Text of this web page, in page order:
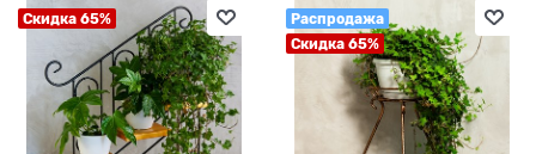
Скидка 65%
Распродажа
Скидка 65%